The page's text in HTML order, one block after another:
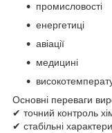
промисловості
енергетиці
авіації
медицині
Основні переваги
✔ точний контроль
✔ стабільні